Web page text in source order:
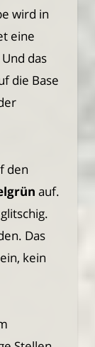
wird in
eine
das
die Base
den
auf.
Das
kein